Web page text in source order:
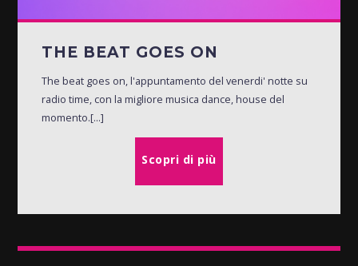
THE BEAT GOES ON
The beat goes on, l'appuntamento del venerdi' notte su
radio time, con la migliore musica dance, house del
momento.[...]
Scopri di più